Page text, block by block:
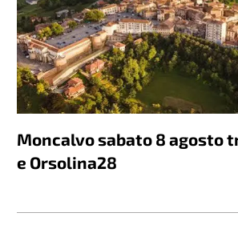
Moncalvo sabato 8 agosto
e Orsolina28